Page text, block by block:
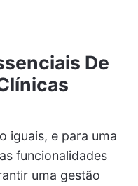
De
iguais, e para uma
funcionalidades
uma gestão